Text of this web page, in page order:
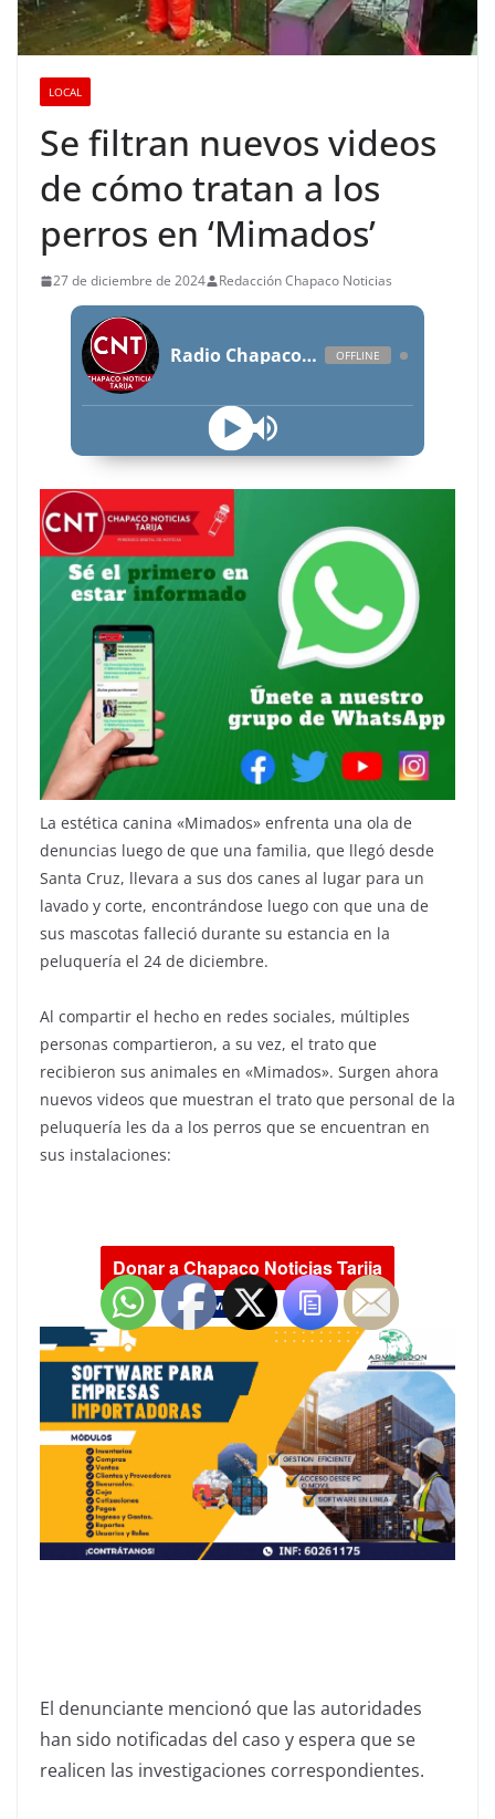
LOCAL
Se filtran nuevos videos
de cómo tratan a los
perros en ‘Mimados’
27 de diciembre de 2024 Redacción Chapaco Noticias
Radio Chapaco Noticias Las 24 horas en vivo OFFLINE
La estética canina «Mimados» enfrenta una ola de
denuncias luego de que una familia, que llegó desde
Santa Cruz, llevara a sus dos canes al lugar para un
lavado y corte, encontrándose luego con que una de
sus mascotas falleció durante su estancia en la
peluquería el 24 de diciembre.
Al compartir el hecho en redes sociales, múltiples
personas compartieron, a su vez, el trato que
recibieron sus animales en «Mimados». Surgen ahora
nuevos videos que muestran el trato que personal de la
peluquería les da a los perros que se encuentran en
sus instalaciones:
El denunciante mencionó que las autoridades
han sido notificadas del caso y espera que se
realicen las investigaciones correspondientes.